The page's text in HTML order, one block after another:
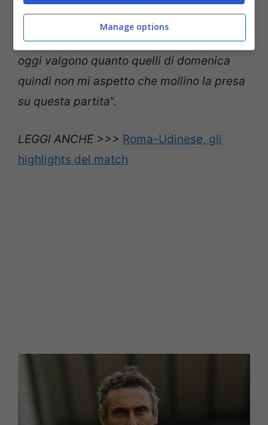
di squadra”.
Mourinho penserà al derby?“I punti di
oggi valgono quanto quelli di domenica
quindi non mi aspetto che mollino la presa
su questa partita“.
LEGGI ANCHE >>> Roma-Udinese, gli
highlights del match
Manage options